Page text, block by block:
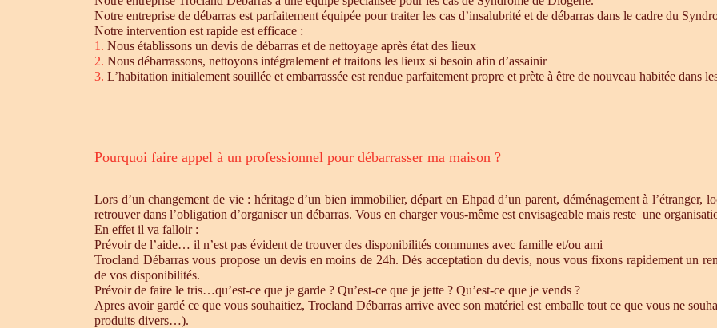
Notre entreprise de débarras est parfaitement équipée pour traiter les cas d’insalubrité et de débarras dans le cadre du
Notre intervention est rapide est efficace :
1. Nous établissons un devis de débarras et de nettoyage après état des lieux
2. Nous débarrassons, nettoyons intégralement et traitons les lieux si besoin afin d’assainir
3. L’habitation initialement souillée et embarrassée est rendue parfaitement propre et prète à être de nouveau habitée dans
Pourquoi faire appel à un professionnel pour débarrasser ma maison ?
Lors d’un changement de vie : héritage d’un bien immobilier, départ en Ehpad d’un parent, déménagement à
retrouver dans l’obligation d’organiser un débarras. Vous en charger vous-même est envisageable mais reste une
En effet il va falloir :
Prévoir de l’aide… il n’est pas évident de trouver des disponibilités communes avec famille et/ou ami
Trocland Débarras vous propose un devis en moins de 24h. Dés acceptation du devis, nous vous fixons rapidement un
de vos disponibilités.
Prévoir de faire le tris…qu’est-ce que je garde ? Qu’est-ce que je jette ? Qu’est-ce que je vends ?
Apres avoir gardé ce que vous souhaitiez, Trocland Débarras arrive avec son matériel est emballe tout ce que vous ne
produits divers…).